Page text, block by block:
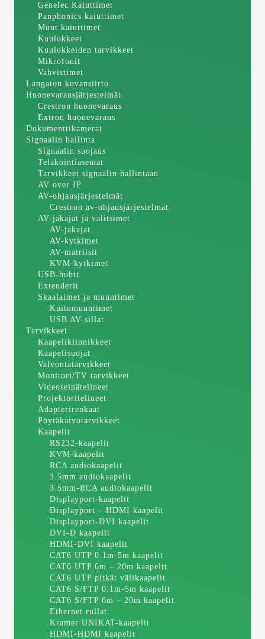
Genelec Kaiuttimet
Panphonics kaiuttimet
Muut kaiuttimet
Kuulokkeet
Kuulokkeiden tarvikkeet
Mikrofonit
Vahvistimet
Langaton kuvansiirto
Huonevarausjärjestelmät
Crestron huonevaraus
Extron huonevaraus
Dokumenttikamerat
Signaalin hallinta
Signaalin suojaus
Telakointiasemat
Tarvikkeet signaalin hallintaan
AV over IP
AV-ohjausjärjestelmät
Crestron av-ohjausjärjestelmät
AV-jakajat ja valitsimet
AV-jakajat
AV-kytkimet
AV-matriisit
KVM-kytkimet
USB-hubit
Extenderit
Skaalaimet ja muuntimet
Kuitumuuntimet
USB AV-sillat
Tarvikkeet
Kaapelikiinnikkeet
Kaapelisuojat
Valvontatarvikkeet
Monitori/TV tarvikkeet
Videoseinätelineet
Projektoritelineet
Adapterirenkaat
Pöytäkaivotarvikkeet
Kaapelit
RS232-kaapelit
KVM-kaapelit
RCA audiokaapelit
3.5mm audiokaapelit
3.5mm-RCA audiokaapelit
Displayport-kaapelit
Displayport – HDMI kaapelit
Displayport-DVI kaapelit
DVI-D kaapelit
HDMI-DVI kaapelit
CAT6 UTP 0.1m-5m kaapelit
CAT6 UTP 6m – 20m kaapelit
CAT6 UTP pitkät välikaapelit
CAT6 S/FTP 0.1m-5m kaapelit
CAT6 S/FTP 6m – 20m kaapelit
Ethernet rullat
Kramer UNIKAT-kaapelit
HDMI-HDMI kaapelit